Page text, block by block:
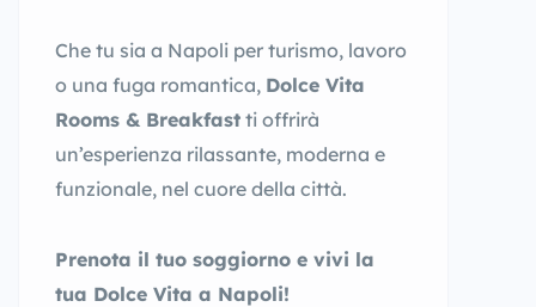
Che tu sia a Napoli per turismo, lavoro
o una fuga romantica, Dolce Vita
Rooms & Breakfast ti offrirà
un’esperienza rilassante, moderna e
funzionale, nel cuore della città.
Prenota il tuo soggiorno e vivi la
tua Dolce Vita a Napoli!